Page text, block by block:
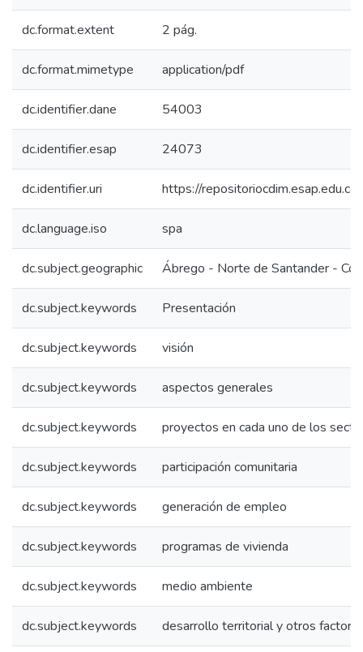
dc.format.extent 2 pág.
dc.format.mimetype application/pdf
dc.identifier.dane 54003
dc.identifier.esap 24073
dc.identifier.uri https://
dc.language.iso spa
dc.subject.geographic Ábrego - Norte de Santander -
dc.subject.keywords Presentación
dc.subject.keywords visión
dc.subject.keywords aspectos generales
dc.subject.keywords proyectos en cada uno de los
dc.subject.keywords participación comunitaria
dc.subject.keywords generación de empleo
dc.subject.keywords programas de vivienda
dc.subject.keywords medio ambiente
dc.subject.keywords desarrollo territorial y otros